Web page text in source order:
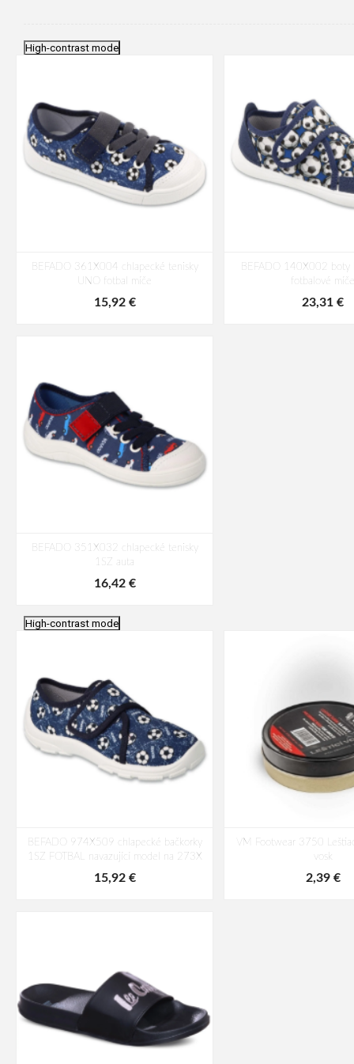
High-contrast mode
BEFADO 361X004 chlapecké tenisky
UNO fotbal míče
15,92 €
BEFADO 140X002 boty
fotbalové míče
23,31 €
BEFADO 351X032 chlapecké tenisky
1SZ auta
16,42 €
High-contrast mode
BEFADO 974X509 chlapecké bačkorky
1SZ FOTBAL navazující model na 273X
15,92 €
VM Footwear 3750
vosk
2,39 €